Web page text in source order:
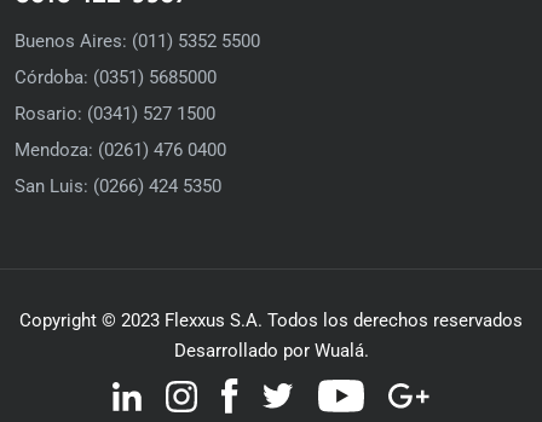
Buenos Aires: (011) 5352 5500
Córdoba: (0351) 5685000
Rosario: (0341) 527 1500
Mendoza: (0261) 476 0400
San Luis: (0266) 424 5350
Copyright © 2023 Flexxus S.A. Todos los derechos reservados
Desarrollado por Wualá.